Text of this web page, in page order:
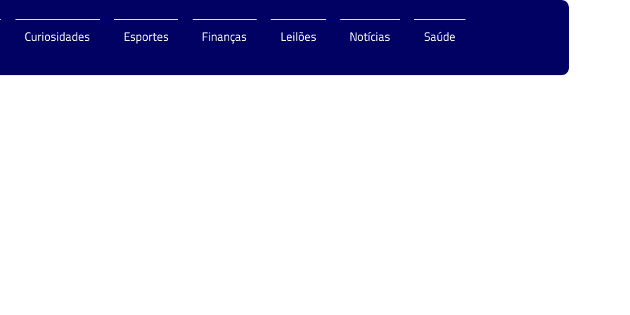
Curiosidades Esportes Finanças Leilões Notícias Saúde